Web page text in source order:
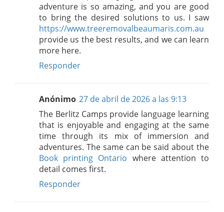
adventure is so amazing, and you are good
to bring the desired solutions to us. I saw
https://www.treeremovalbeaumaris.com.au
provide us the best results, and we can learn
more here.
Responder
Anónimo 27 de abril de 2026 a las 9:13
The Berlitz Camps provide language learning
that is enjoyable and engaging at the same
time through its mix of immersion and
adventures. The same can be said about the
Book printing Ontario where attention to
detail comes first.
Responder